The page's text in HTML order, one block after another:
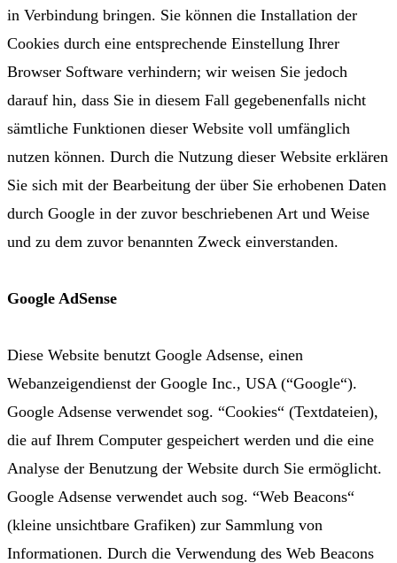
in Verbindung bringen. Sie können die Installation der
Cookies durch eine entsprechende Einstellung Ihrer
Browser Software verhindern; wir weisen Sie jedoch
darauf hin, dass Sie in diesem Fall gegebenenfalls nicht
sämtliche Funktionen dieser Website voll umfänglich
nutzen können. Durch die Nutzung dieser Website erklären
Sie sich mit der Bearbeitung der über Sie erhobenen Daten
durch Google in der zuvor beschriebenen Art und Weise
und zu dem zuvor benannten Zweck einverstanden.
Google AdSense
Diese Website benutzt Google Adsense, einen
Webanzeigendienst der Google Inc., USA (“Google“).
Google Adsense verwendet sog. “Cookies“ (Textdateien),
die auf Ihrem Computer gespeichert werden und die eine
Analyse der Benutzung der Website durch Sie ermöglicht.
Google Adsense verwendet auch sog. “Web Beacons“
(kleine unsichtbare Grafiken) zur Sammlung von
Informationen. Durch die Verwendung des Web Beacons